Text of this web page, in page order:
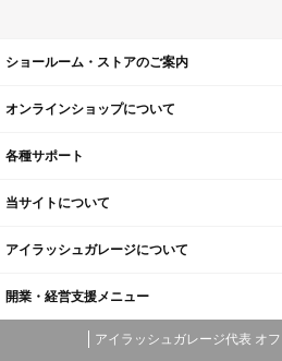
ショールーム・ストアのご案内
オンラインショップについて
各種サポート
当サイトについて
アイラッシュガレージについて
開業・経営支援メニュー
アイラッシュガレージ代表 オ